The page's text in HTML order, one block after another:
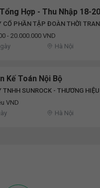
Hợp - Thu Nhập 18-
CỔ PHẦN TẬP ĐOÀN THỜI
- 20.000.000 VND
Hà Nội
Kế Toán Nội Bộ
TNHH SUNROCK - THƯƠNG
VND
Hà Nội